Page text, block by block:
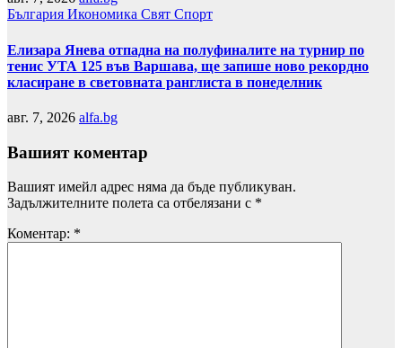
България Икономика Свят Спорт
Елизара Янева отпадна на полуфиналите на турнир по
тенис УТА 125 във Варшава, ще запише ново рекордно
класиране в световната ранглиста в понеделник
авг. 7, 2026 alfa.bg
Вашият коментар
Вашият имейл адрес няма да бъде публикуван.
Задължителните полета са отбелязани с *
Коментар: *